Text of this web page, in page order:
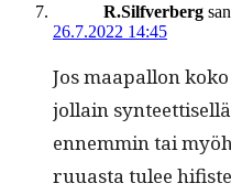
R.Silfverberg
26.7.2022 14:45
Jos maa­pal­lon
jol­lain
ennem­min tai
ruuas­ta tulee